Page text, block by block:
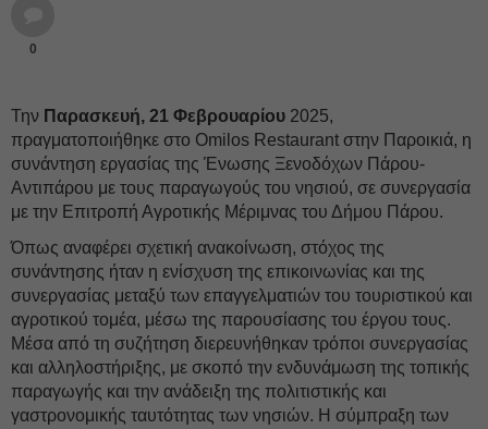
0
Την Παρασκευή, 21 Φεβρουαρίου 2025,
πραγματοποιήθηκε στο Omilos Restaurant στην Παροικιά, η
συνάντηση εργασίας της Ένωσης Ξενοδόχων Πάρου-
Αντιπάρου με τους παραγωγούς του νησιού, σε συνεργασία
με την Επιτροπή Αγροτικής Μέριμνας του Δήμου Πάρου.
Όπως αναφέρει σχετική ανακοίνωση, στόχος της
συνάντησης ήταν η ενίσχυση της επικοινωνίας και της
συνεργασίας μεταξύ των επαγγελματιών του τουριστικού και
αγροτικού τομέα, μέσω της παρουσίασης του έργου τους.
Μέσα από τη συζήτηση διερευνήθηκαν τρόποι συνεργασίας
και αλληλοστήριξης, με σκοπό την ενδυνάμωση της τοπικής
παραγωγής και την ανάδειξη της πολιτιστικής και
γαστρονομικής ταυτότητας των νησιών. Η σύμπραξη των